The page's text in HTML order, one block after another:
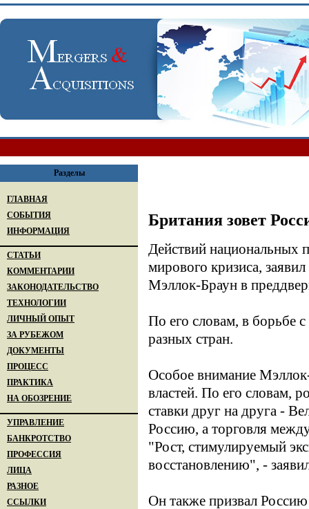
Разделы
ГЛАВНАЯ
СОБЫТИЯ
ИНФОРМАЦИЯ
СТАТЬИ
КОММЕНТАРИИ
ЗАКОНОДАТЕЛЬСТВО
ТЕХНОЛОГИИ
ЛИЧНЫЙ ОПЫТ
ЗА РУБЕЖОМ
ДОКУМЕНТЫ
ПРОЦЕСС
ПРАКТИКА
НА ОБОЗРЕНИЕ
УПРАВЛЕНИЕ
БАНКРОТСТВО
ПРОФЕССИЯ
ЛИЦА
РАЗНОЕ
ССЫЛКИ
Британия зовет
Действий национальных
мирового кризиса,
Мэллок-Браун в
По его словам, в борьбе
разных стран.
Особое внимание
властей. По его словам,
ставки друг на друга -
Россию, а торговля
"Рост, стимулируемый
восстановлению", -
Он также призвал